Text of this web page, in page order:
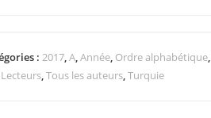
:2017,A,Année, Ordre alphabétique,
,Tous les auteurs,Turquie